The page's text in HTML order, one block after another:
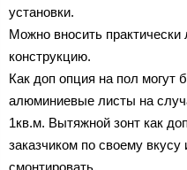
установки.
Можно вносить
конструкцию.
Как доп опция на пол могут
алюминиевые листы на
1кв.м. Вытяжной зонт как
заказчиком по своему
смонтировать.